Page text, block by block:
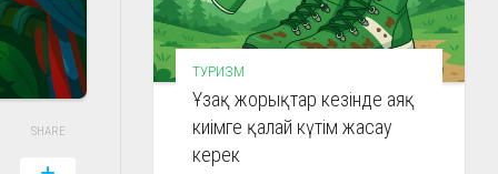
SHARE
ТУРИЗМ
Ұзақ жорықтар кезінде аяқ
киімге қалай күтім жасау
керек